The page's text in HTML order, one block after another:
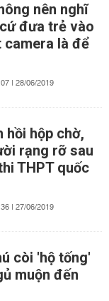
nên nghĩ
đưa trẻ vào
camera là để
| 28/06/2019
hồi hộp chờ,
rạng rỡ sau
THPT quốc
| 27/06/2019
còi 'hộ tống'
muộn đến